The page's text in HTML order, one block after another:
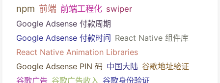
npm 前端 前端工程化 swiper
Google Adsense 付款周期
Google Adsense 付款时间 React Native 组件库
React Native Animation Libraries
Google Adsense PIN 码 中国大陆 谷歌地址验证
谷歌广告 谷歌广告收入 谷歌身份验证